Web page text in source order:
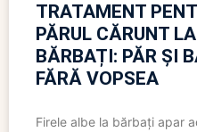
TRATAMENT
PĂRUL CĂRUNT LA
BĂRBAȚI: PĂR ȘI
FĂRĂ VOPSEA
Firele albe la bărbați apar